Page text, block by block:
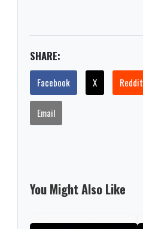
SHARE:
Facebook X Reddit
Email
You Might Also Like